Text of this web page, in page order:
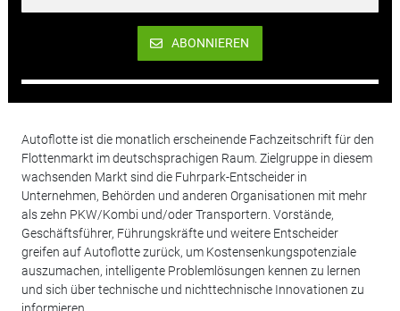
ABONNIEREN
Autoflotte ist die monatlich erscheinende Fachzeitschrift für den
Flottenmarkt im deutschsprachigen Raum. Zielgruppe in diesem
wachsenden Markt sind die Fuhrpark-Entscheider in
Unternehmen, Behörden und anderen Organisationen mit mehr
als zehn PKW/Kombi und/oder Transportern. Vorstände,
Geschäftsführer, Führungskräfte und weitere Entscheider
greifen auf Autoflotte zurück, um Kostensenkungspotenziale
auszumachen, intelligente Problemlösungen kennen zu lernen
und sich über technische und nichttechnische Innovationen zu
informieren.